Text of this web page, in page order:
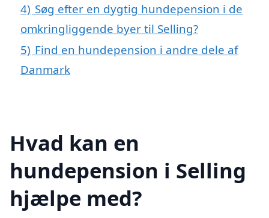
4) Søg efter en dygtig hundepension i de
omkringliggende byer til Selling?
5) Find en hundepension i andre dele af
Danmark
Hvad kan en
hundepension i Selling
hjælpe med?